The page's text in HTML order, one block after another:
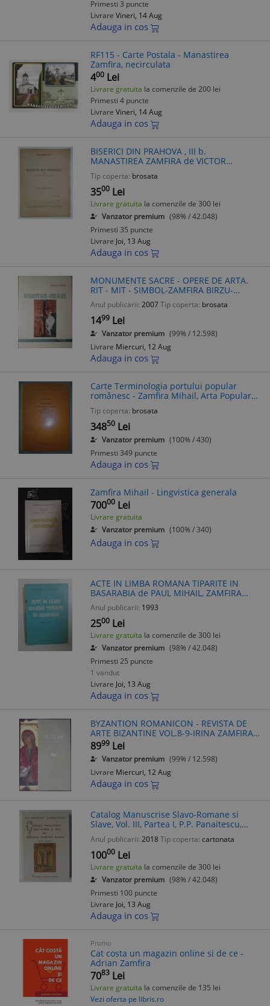
Primesti 3 puncte
Livrare Vineri, 14 Aug
Adauga in cos
RF115 - Carte Postala - Manastirea
Zamfira, necirculata
400 Lei
Livrare gratuita la comenzile de 200 lei
Primesti 4 puncte
Livrare Vineri, 14 Aug
Adauga in cos
BISERICI DIN PRAHOVA , III b.
MANASTIREA ZAMFIRA de VICTOR
BRATULESCU , 1940
Tip coperta: brosata
3500 Lei
Livrare gratuita la comenzile de 300 lei
Vanzator premium (98% / 42.048)
Primesti 35 puncte
Livrare Joi, 13 Aug
Adauga in cos
MONUMENTE SACRE - OPERE DE ARTA.
RIT - MIT - SIMBOL-ZAMFIRA BIRZU-
310200
Anul publicarii: 2007Tip coperta: brosata
1499 Lei
Vanzator premium (99% / 12.598)
Livrare Miercuri, 12 Aug
Adauga in cos
Carte Terminologia portului popular
românesc - Zamfira Mihail, Arta Populara
Romaneasca, Editura Academiei 1978,
Brosata, Carte Veche
Tip coperta: brosata
34850 Lei
Vanzator premium (100% / 430)
Primesti 349 puncte
Adauga in cos
Zamfira Mihail - Lingvistica generala
70000 Lei
Livrare gratuita
Vanzator premium (100% / 340)
Adauga in cos
ACTE IN LIMBA ROMANA TIPARITE IN
BASARABIA de PAUL MIHAIL, ZAMFIRA
MIHAIL, VOL I: 1812-1830 1993
Anul publicarii: 1993
2500 Lei
Livrare gratuita la comenzile de 300 lei
Vanzator premium (98% / 42.048)
Primesti 25 puncte
1 vandut
Livrare Joi, 13 Aug
Adauga in cos
BYZANTION ROMANICON - REVISTA DE
ARTE BIZANTINE VOL.8-9-IRINA ZAMFIRA
DANILA, ADRIAN SIRBU SI COLAB.-351451
8999 Lei
Vanzator premium (99% / 12.598)
Livrare Miercuri, 12 Aug
Adauga in cos
Catalog Manuscrise Slavo-Romane si
Slave, Vol. III, Partea I, P.P. Panaitescu,
Zamfira Mihail, Biblioteca Academiei
Romane, 2018
Anul publicarii: 2018Tip coperta: cartonata
10000 Lei
Livrare gratuita la comenzile de 300 lei
Vanzator premium (98% / 42.048)
Primesti 100 puncte
Livrare Joi, 13 Aug
Adauga in cos
Promo
Cat costa un magazin online si de ce -
Adrian Zamfira
7083 Lei
Livrare gratuita la comenzile de 135 lei
Vezi oferta pe libris.ro